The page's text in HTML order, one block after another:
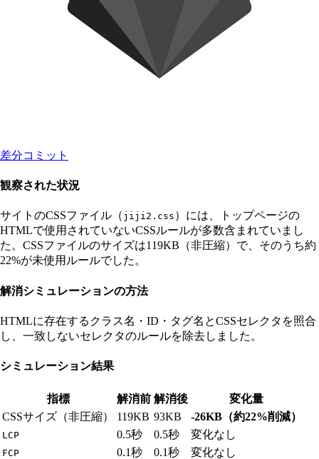
差分コミット
観察された状況
サイトのCSSファイル（ jiji2.css ）には、トップページの
HTMLで使用されていないCSSルールが多数含まれていまし
た。CSSファイルのサイズは119KB（非圧縮）で、そのうち約
22%が未使用ルールでした。
解消シミュレーションの方法
HTMLに存在するクラス名・ID・タグ名とCSSセレクタを照合
し、一致しないセレクタのルールを除去しました。
シミュレーション結果
指標 解消前 解消後
変化量
CSSサイズ（非圧縮）
119KB 93KB -26KB（約22%削減）
LCP 0.5秒 0.5秒 変化なし
FCP 0.1秒 0.1秒 変化なし